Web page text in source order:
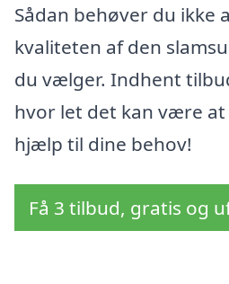
Sådan behøver du ikke
kvaliteten af den
du vælger. Indhent
hvor let det kan være
hjælp til dine behov!
Få 3 tilbud, gratis og